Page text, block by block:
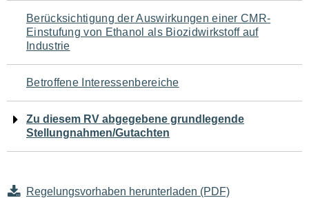
Navigation
für
den
Seiteninhalt
Berücksichtigung der Auswirkungen einer CMR-
Einstufung von Ethanol als Biozidwirkstoff auf
Industrie
Betroffene Interessenbereiche
Zu diesem RV abgegebene grundlegende
Stellungnahmen/Gutachten
Regelungsvorhaben herunterladen (PDF)